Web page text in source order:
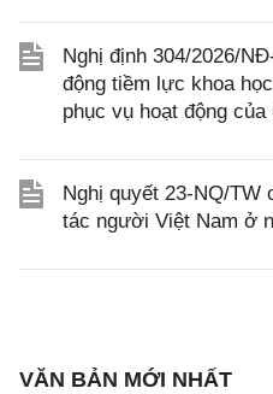
Nghị định 304/2026/
động tiềm lực khoa
phục vụ hoạt động của
Nghị quyết 23-NQ/TW
tác người Việt Nam ở
VĂN BẢN MỚI NHẤT